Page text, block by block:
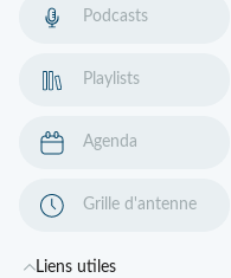
Podcasts
Playlists
Agenda
Grille d'antenne
Liens utiles